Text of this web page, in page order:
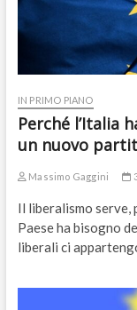
IN PRIMO PIANO
Perché l’Italia
un nuovo
Massimo Gaggini
Il liberalismo serve,
Paese ha bisogno
liberali ci